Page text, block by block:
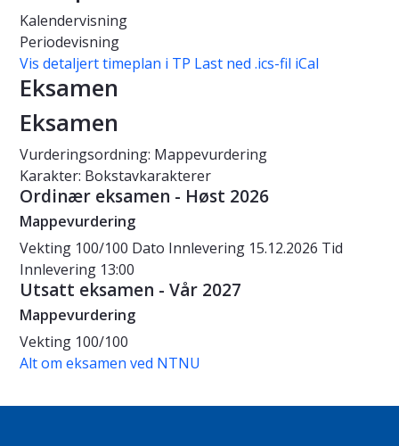
Kalendervisning
Periodevisning
Vis detaljert timeplan i TP Last ned .ics-fil iCal
Eksamen
Eksamen
Vurderingsordning: Mappevurdering
Karakter: Bokstavkarakterer
Ordinær eksamen - Høst 2026
Mappevurdering
Vekting 100/100 Dato Innlevering 15.12.2026 Tid
Innlevering 13:00
Utsatt eksamen - Vår 2027
Mappevurdering
Vekting 100/100
Alt om eksamen ved NTNU